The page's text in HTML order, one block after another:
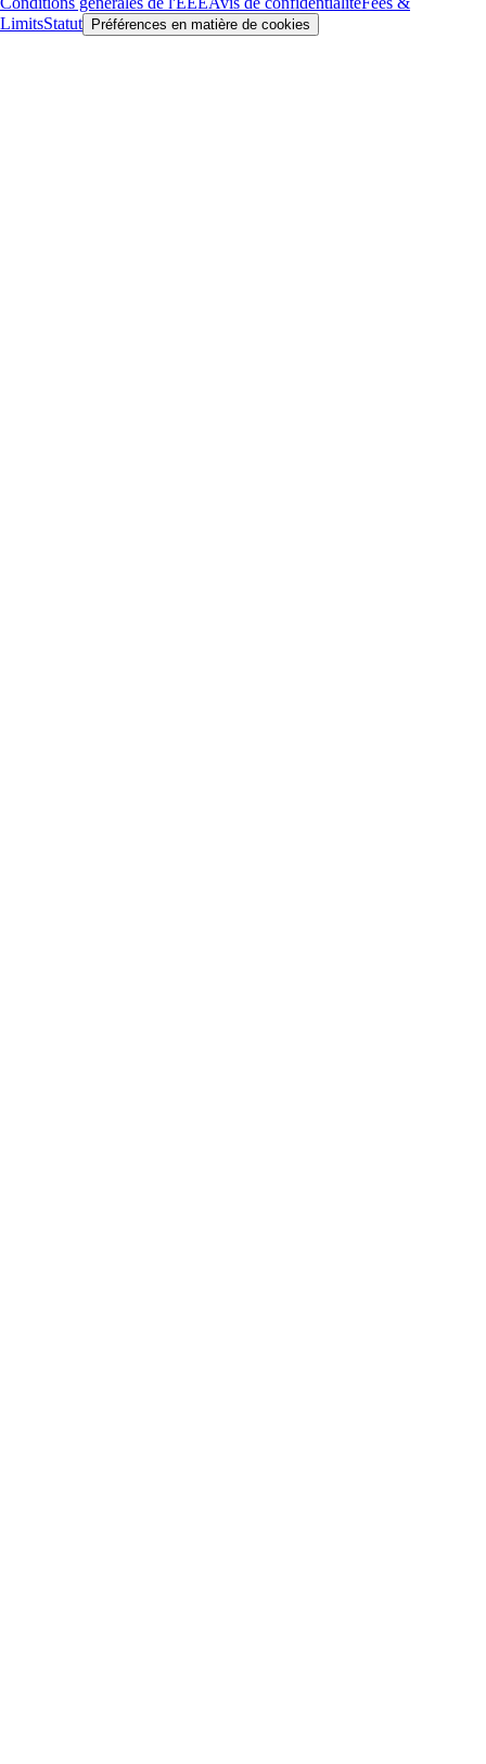
LimitsStatut Préférences en matière de cookies